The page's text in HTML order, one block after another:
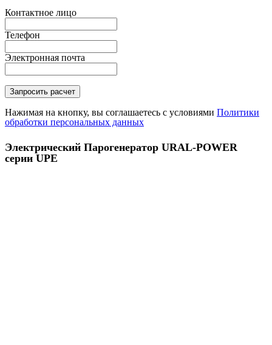
Контактное лицо
Телефон
Электронная почта
Нажимая на кнопку, вы соглашаетесь с условиями Политики
обработки персональных данных
Электрический Парогенератор URAL-POWER
серии UPE